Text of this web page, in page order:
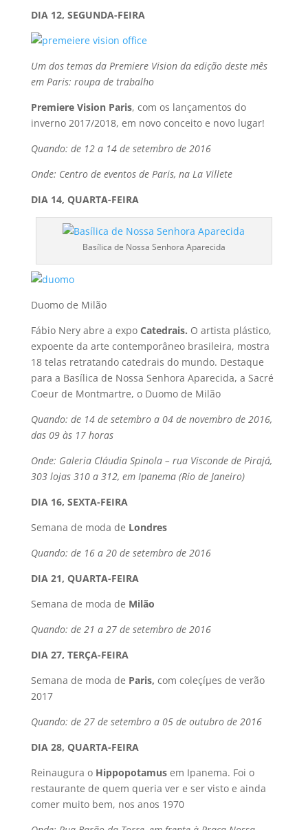
DIA 12, SEGUNDA-FEIRA
Um dos temas da Premiere Vision da edição deste mês
em Paris: roupa de trabalho
Premiere Vision Paris, com os lançamentos do
inverno 2017/2018, em novo conceito e novo lugar!
Quando: de 12 a 14 de setembro de 2016
Onde: Centro de eventos de Paris, na La Villete
DIA 14, QUARTA-FEIRA
Basí­lica de Nossa Senhora Aparecida
Duomo de Milão
Fábio Nery abre a expo Catedrais. O artista plástico,
expoente da arte contemporâneo brasileira, mostra
18 telas retratando catedrais do mundo. Destaque
para a Basí­lica de Nossa Senhora Aparecida, a Sacré
Coeur de Montmartre, o Duomo de Milão
Quando: de 14 de setembro a 04 de novembro de 2016,
das 09 às 17 horas
Onde: Galeria Cláudia Spinola – rua Visconde de Pirajá,
303 lojas 310 a 312, em Ipanema (Rio de Janeiro)
DIA 16, SEXTA-FEIRA
Semana de moda de Londres
Quando: de 16 a 20 de setembro de 2016
DIA 21, QUARTA-FEIRA
Semana de moda de Milão
Quando: de 21 a 27 de setembro de 2016
DIA 27, TERÇA-FEIRA
Semana de moda de Paris, com coleçíµes de verão
2017
Quando: de 27 de setembro a 05 de outubro de 2016
DIA 28, QUARTA-FEIRA
Reinaugura o Hippopotamusem Ipanema. Foi o
restaurante de quem queria ver e ser visto e ainda
comer muito bem, nos anos 1970